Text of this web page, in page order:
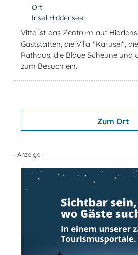
Ort
Insel Hiddensee
Vitte ist das Zentrum auf
Gaststätten, die Villa "Karusel",
Rathaus, die Blaue Scheune und
zum Besuch ein.
Zum Ort
- Anzeige -